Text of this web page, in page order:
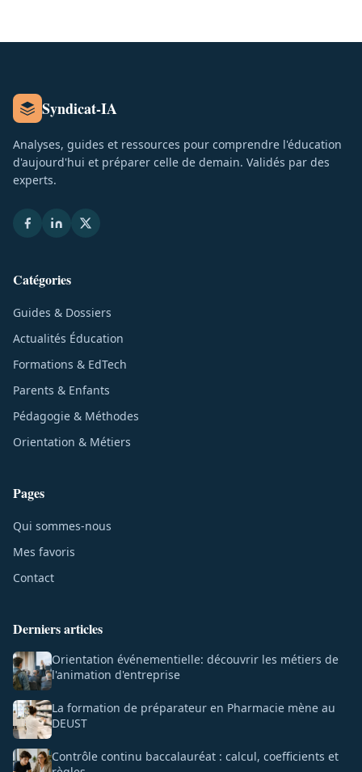
Syndicat-IA
Analyses, guides et ressources pour comprendre l'éducation
d'aujourd'hui et préparer celle de demain. Validés par des
experts.
Catégories
Guides & Dossiers
Actualités Éducation
Formations & EdTech
Parents & Enfants
Pédagogie & Méthodes
Orientation & Métiers
Pages
Qui sommes-nous
Mes favoris
Contact
Derniers articles
Orientation événementielle: découvrir les métiers de
l'animation d'entreprise
La formation de préparateur en Pharmacie mène au
DEUST
Contrôle continu baccalauréat : calcul, coefficients et